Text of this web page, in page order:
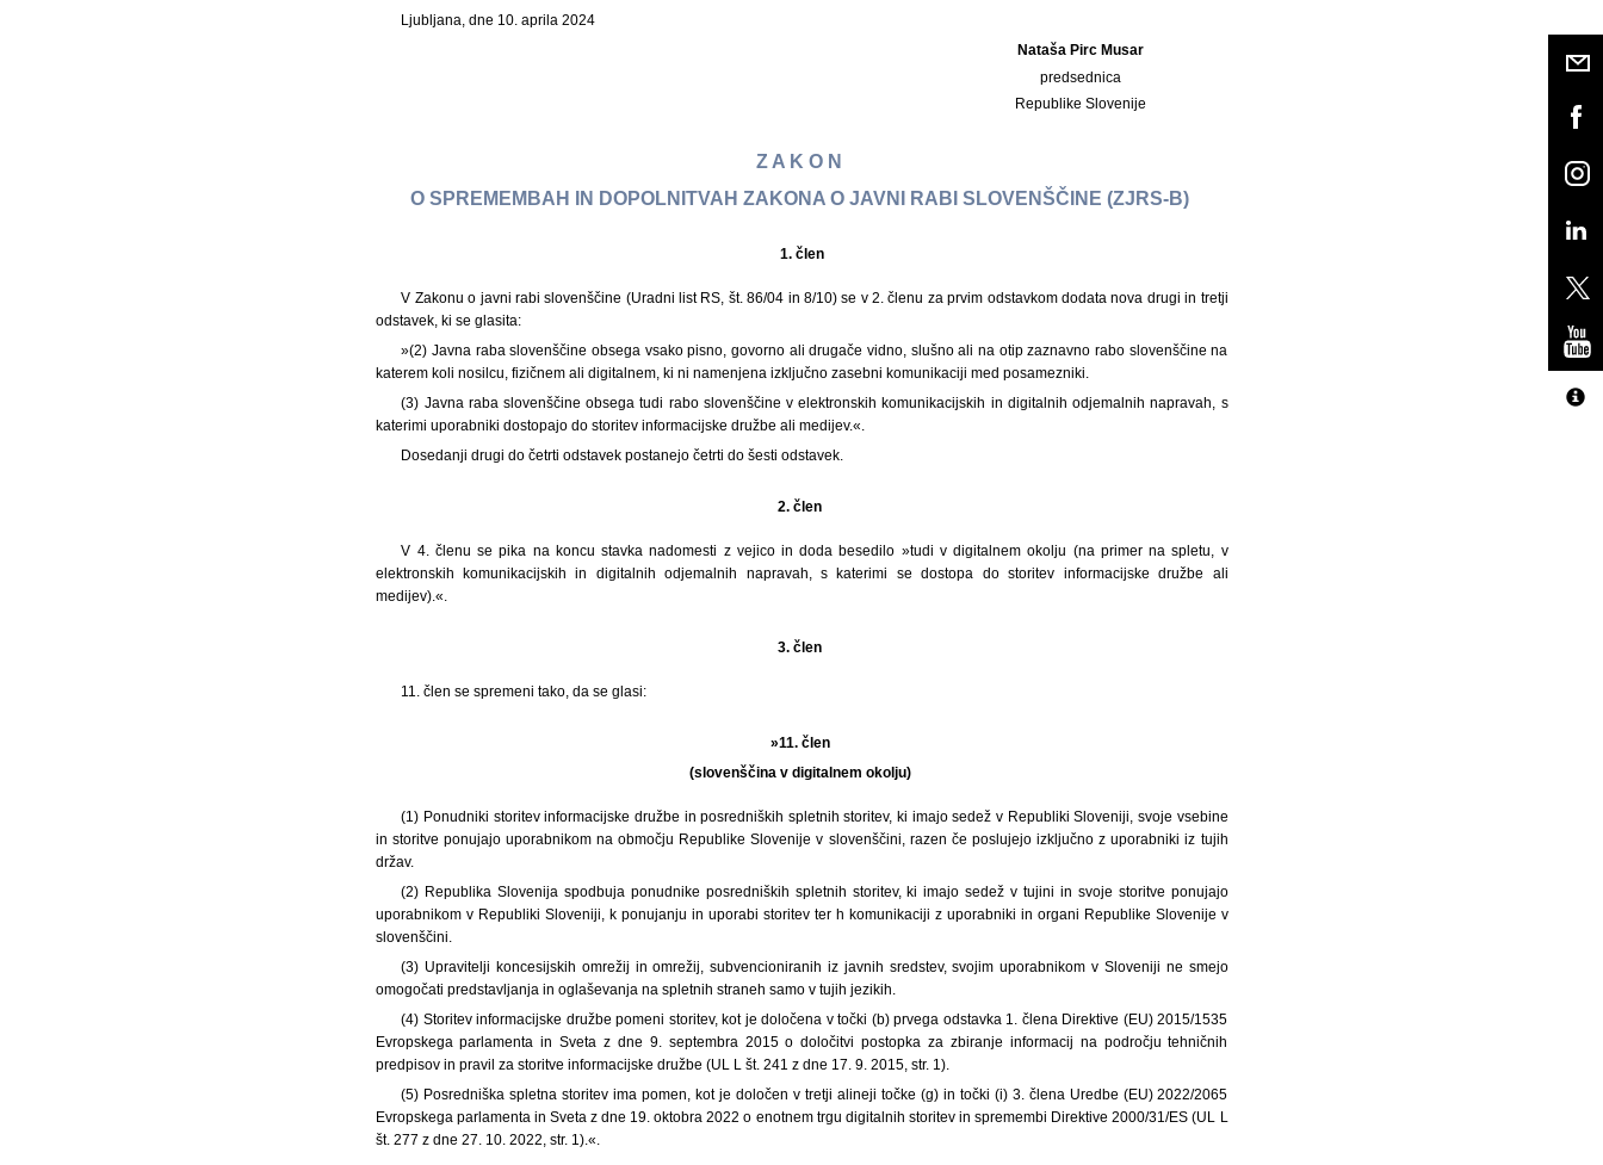
Ljubljana, dne 10. aprila 2024
Nataša Pirc Musar
predsednica
Republike Slovenije
Z A K O N
O SPREMEMBAH IN DOPOLNITVAH ZAKONA O JAVNI RABI SLOVENŠČINE (ZJRS-B)
1. člen
V Zakonu o javni rabi slovenščine (Uradni list RS, št. 86/04 in 8/10) se v 2. členu za prvim odstavkom dodata nova drugi in tretji
odstavek, ki se glasita:
»(2) Javna raba slovenščine obsega vsako pisno, govorno ali drugače vidno, slušno ali na otip zaznavno rabo slovenščine na
katerem koli nosilcu, fizičnem ali digitalnem, ki ni namenjena izključno zasebni komunikaciji med posamezniki.
(3) Javna raba slovenščine obsega tudi rabo slovenščine v elektronskih komunikacijskih in digitalnih odjemalnih napravah, s
katerimi uporabniki dostopajo do storitev informacijske družbe ali medijev.«.
Dosedanji drugi do četrti odstavek postanejo četrti do šesti odstavek.
2. člen
V 4. členu se pika na koncu stavka nadomesti z vejico in doda besedilo »tudi v digitalnem okolju (na primer na spletu, v
elektronskih komunikacijskih in digitalnih odjemalnih napravah, s katerimi se dostopa do storitev informacijske družbe ali
medijev).«.
3. člen
11. člen se spremeni tako, da se glasi:
»11. člen
(slovenščina v digitalnem okolju)
(1) Ponudniki storitev informacijske družbe in posredniških spletnih storitev, ki imajo sedež v Republiki Sloveniji, svoje vsebine
in storitve ponujajo uporabnikom na območju Republike Slovenije v slovenščini, razen če poslujejo izključno z uporabniki iz tujih
držav.
(2) Republika Slovenija spodbuja ponudnike posredniških spletnih storitev, ki imajo sedež v tujini in svoje storitve ponujajo
uporabnikom v Republiki Sloveniji, k ponujanju in uporabi storitev ter h komunikaciji z uporabniki in organi Republike Slovenije v
slovenščini.
(3) Upravitelji koncesijskih omrežij in omrežij, subvencioniranih iz javnih sredstev, svojim uporabnikom v Sloveniji ne smejo
omogočati predstavljanja in oglaševanja na spletnih straneh samo v tujih jezikih.
(4) Storitev informacijske družbe pomeni storitev, kot je določena v točki (b) prvega odstavka 1. člena Direktive (EU) 2015/1535
Evropskega parlamenta in Sveta z dne 9. septembra 2015 o določitvi postopka za zbiranje informacij na področju tehničnih
predpisov in pravil za storitve informacijske družbe (UL L št. 241 z dne 17. 9. 2015, str. 1).
(5) Posredniška spletna storitev ima pomen, kot je določen v tretji alineji točke (g) in točki (i) 3. člena Uredbe (EU) 2022/2065
Evropskega parlamenta in Sveta z dne 19. oktobra 2022 o enotnem trgu digitalnih storitev in spremembi Direktive 2000/31/ES (UL L
št. 277 z dne 27. 10. 2022, str. 1).«.